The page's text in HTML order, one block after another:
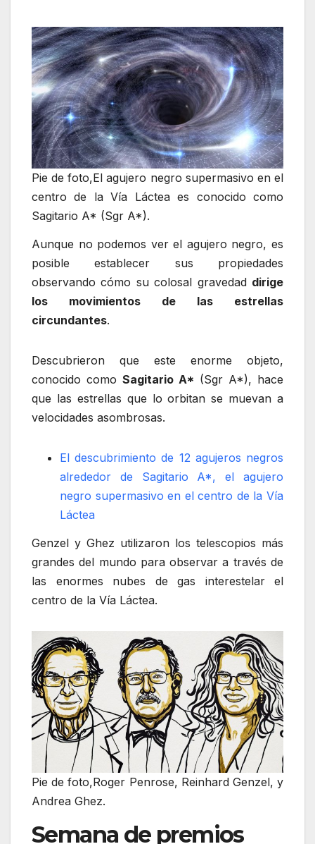
Pie de foto,El agujero negro supermasivo en el
centro de la Vía Láctea es conocido como
Sagitario A* (Sgr A*).
Aunque no podemos ver el agujero negro, es
posible establecer sus propiedades
observando cómo su colosal gravedad dirige
los movimientos de las estrellas
circundantes.
Descubrieron que este enorme objeto,
conocido como Sagitario A* (Sgr A*), hace
que las estrellas que lo orbitan se muevan a
velocidades asombrosas.
El descubrimiento de 12 agujeros negros
alrededor de Sagitario A*, el agujero
negro supermasivo en el centro de la Vía
Láctea
Genzel y Ghez utilizaron los telescopios más
grandes del mundo para observar a través de
las enormes nubes de gas interestelar el
centro de la Vía Láctea.
Pie de foto,Roger Penrose, Reinhard Genzel, y
Andrea Ghez.
Semana de premios